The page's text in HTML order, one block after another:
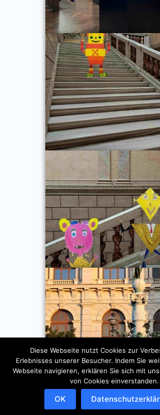
Diese Webseite nutzt Cookies zur
Erlebnisses unserer Besucher. Indem Sie
Webseite navigieren, erklären Sie sich mit
von Cookies einverstanden.
OK